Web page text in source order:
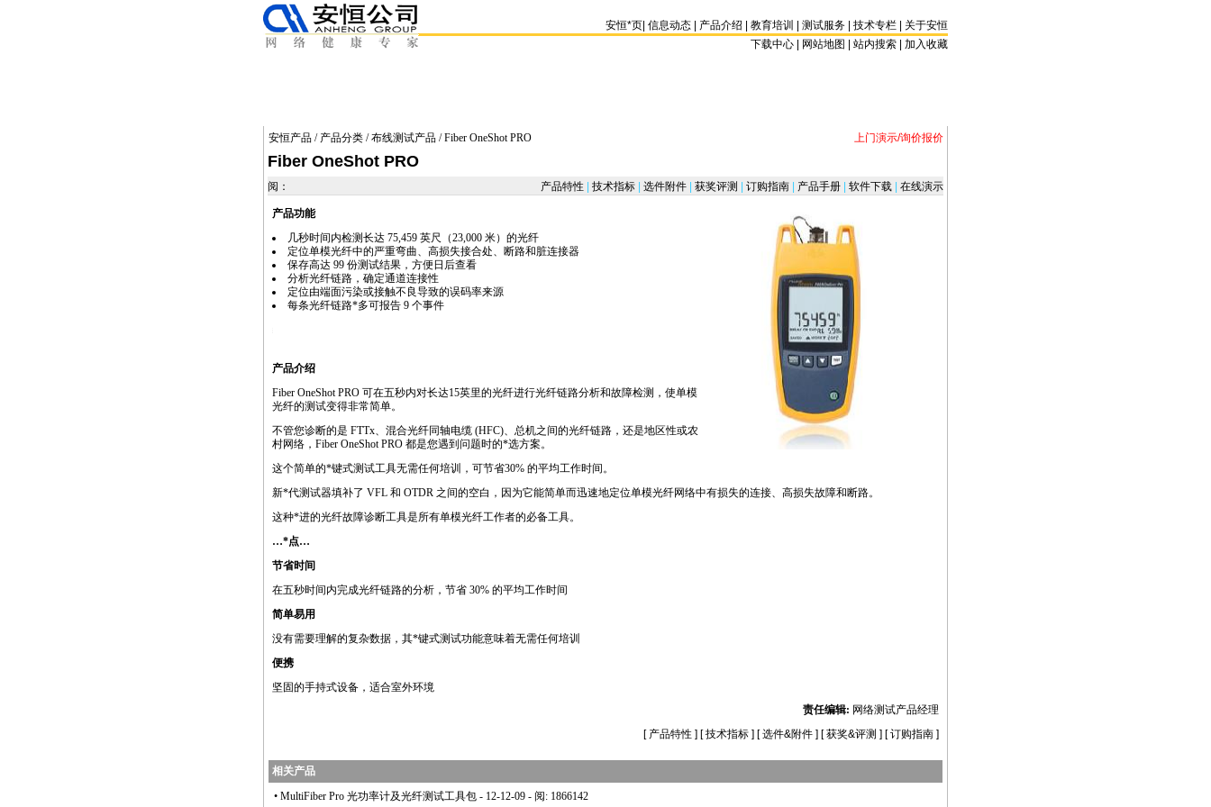
安恒*页 信息动态 产品介绍 教育培训 测试服务 技术专栏
关于安恒
下载中心 | 网站地图 | 站内搜索 加入收藏
安恒产品 / 产品分类 /布线测试产品 / Fiber OneShot PRO 上门演示/询价报价
Fiber OneShot PRO
阅： 产品特性 技术指标 选件附件 获奖评测 订购指南 产品手册 软件下载 在线演示
产品功能
几秒时间内检测长达 75,459 英尺（23,000 米）的光纤
定位单模光纤中的严重弯曲、高损失接合处、断路和脏连接器
保存高达 99 份测试结果，方便日后查看
分析光纤链路，确定通道连接性
定位由端面污染或接触不良导致的误码率来源
每条光纤链路*多可报告 9 个事件
产品介绍
Fiber OneShot PRO 可在五秒内对长达15英里的光纤进行光纤链路分析和故障检测，使单模
光纤的测试变得非常简单。
不管您诊断的是 FTTx、混合光纤同轴电缆 (HFC)、总机之间的光纤链路，还是地区性或农
村网络，Fiber OneShot PRO 都是您遇到问题时的*选方案。
这个简单的*键式测试工具无需任何培训，可节省30% 的平均工作时间。
新*代测试器填补了 VFL 和 OTDR 之间的空白，因为它能简单而迅速地定位单模光纤网络中有损失的连接、高损失故障和断路。
这种*进的光纤故障诊断工具是所有单模光纤工作者的必备工具。
…*点…
节省时间
在五秒时间内完成光纤链路的分析，节省 30% 的平均工作时间
简单易用
没有需要理解的复杂数据，其*键式测试功能意味着无需任何培训
便携
坚固的手持式设备，适合室外环境
责任编辑: 网络测试产品经理
[ 产品特性 ] [技术指标 ] [选件&附件 ] [获奖&评测 ] [订购指南 ]
相关产品
• MultiFiber Pro 光功率计及光纤测试工具包 - 12-12-09 - 阅: 1866142